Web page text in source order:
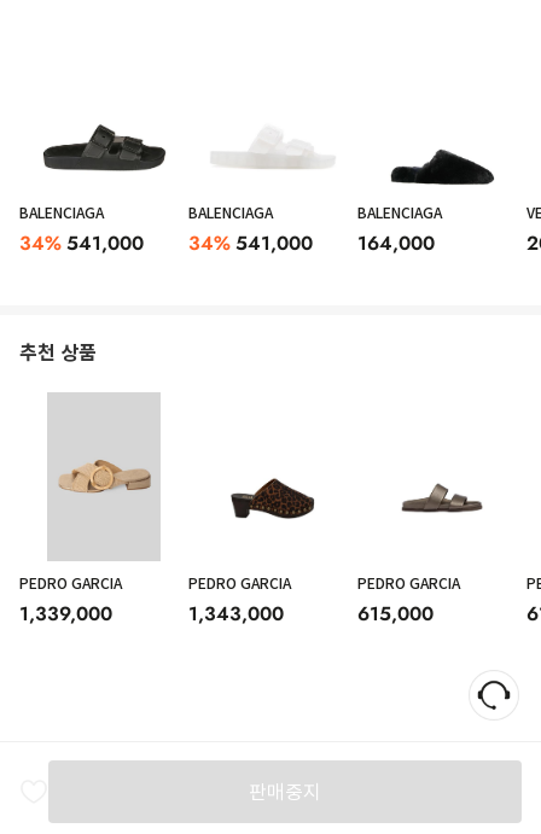
PEDRO GARCÍA'S RHINESTONE SANDALS ARE THE EPITOME OF REFINED
SPARKLING DETAILS ADD A TOUCH OF CLASS AND FEMININITY, WITHOUT
EVER BEING EXCESSIVE. THE FLAT SOLE ENSURES A COMFORTABLE AND
STABLE WALK, MAKING THESE SANDALS IDEAL FOR ANY OCCASION THAT
SHOES IT
BALENCIAGA
34%541,000
BALENCIAGA
34%541,000
BALENCIAGA
164,000
추천 상품
PEDRO GARCIA
1,339,000
PEDRO GARCIA
1,343,000
PEDRO GARCIA
615,000
판매중지